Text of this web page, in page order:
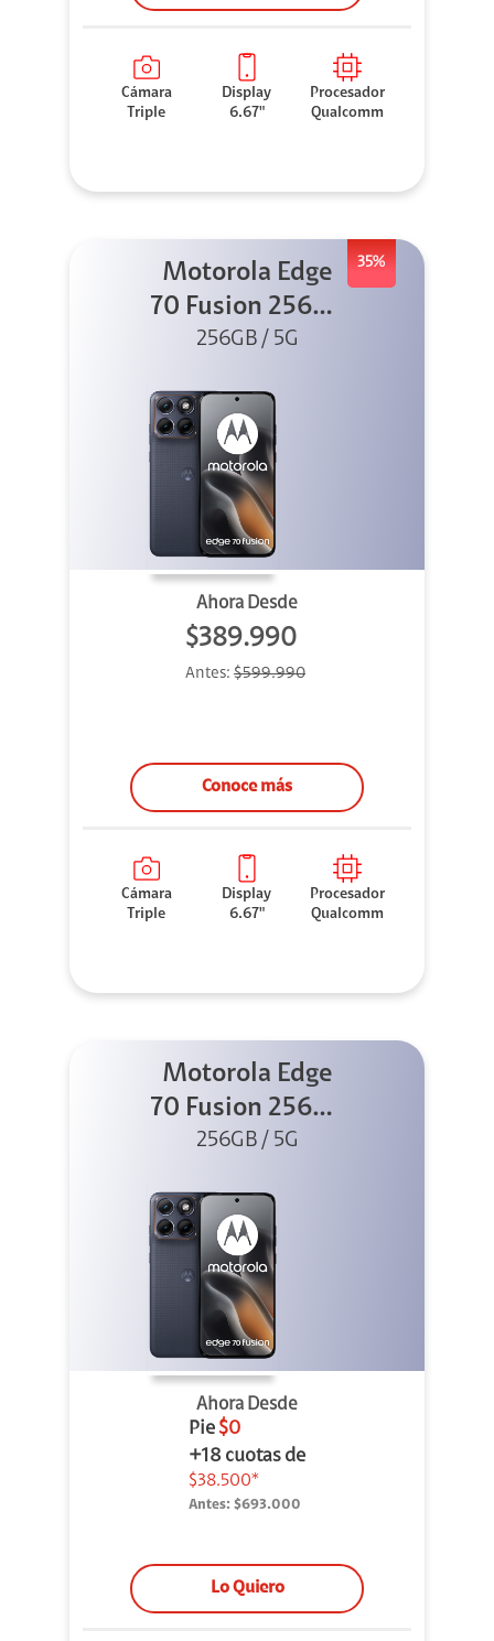
Cámara
Triple
Display
6.67"
Procesador
Qualcomm
35%
Motorola Edge
70 Fusion 256GB
Azul
256GB / 5G
Ahora Desde
$389.990
Antes: $599.990
Conoce más
Cámara
Triple
Display
6.67"
Procesador
Qualcomm
Motorola Edge
70 Fusion 256GB
Azul
256GB / 5G
Ahora Desde
Pie $0
+18 cuotas de
$38.500*
Antes: $693.000
Lo Quiero